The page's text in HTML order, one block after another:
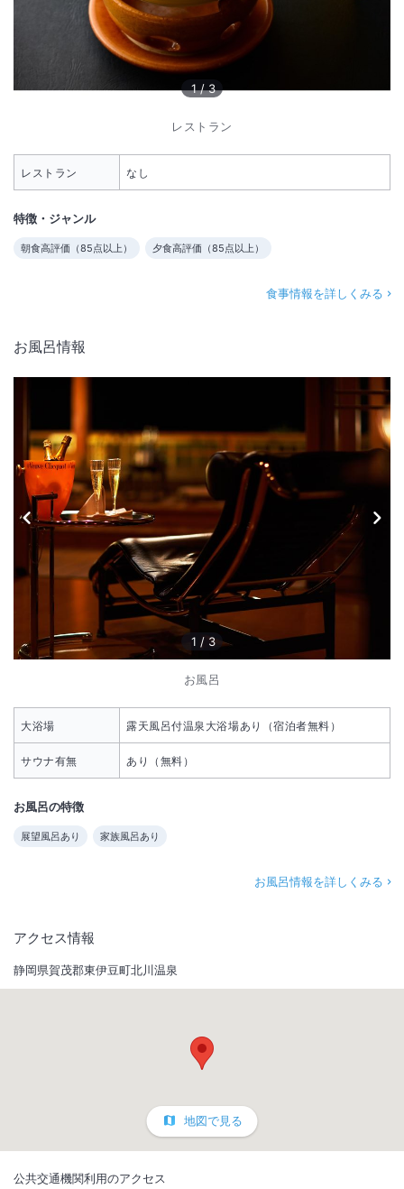
1 /3
レストラン
レストラン なし
特徴・ジャンル
朝食高評価（85点以上） 夕食高評価（85点以上）
食事情報を詳しくみる
お風呂情報
1 / 3
お風呂
大浴場 露天風呂付温泉大浴場あり（宿泊者無料）
サウナ有無 あり（無料）
お風呂の特徴
展望風呂あり 家族風呂あり
お風呂情報を詳しくみる
アクセス情報
静岡県賀茂郡東伊豆町北川温泉
地図で見る
公共交通機関利用のアクセス